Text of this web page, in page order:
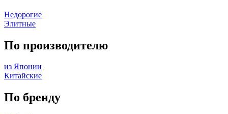
Недорогие
Элитные
По производителю
из Японии
Китайские
По бренду